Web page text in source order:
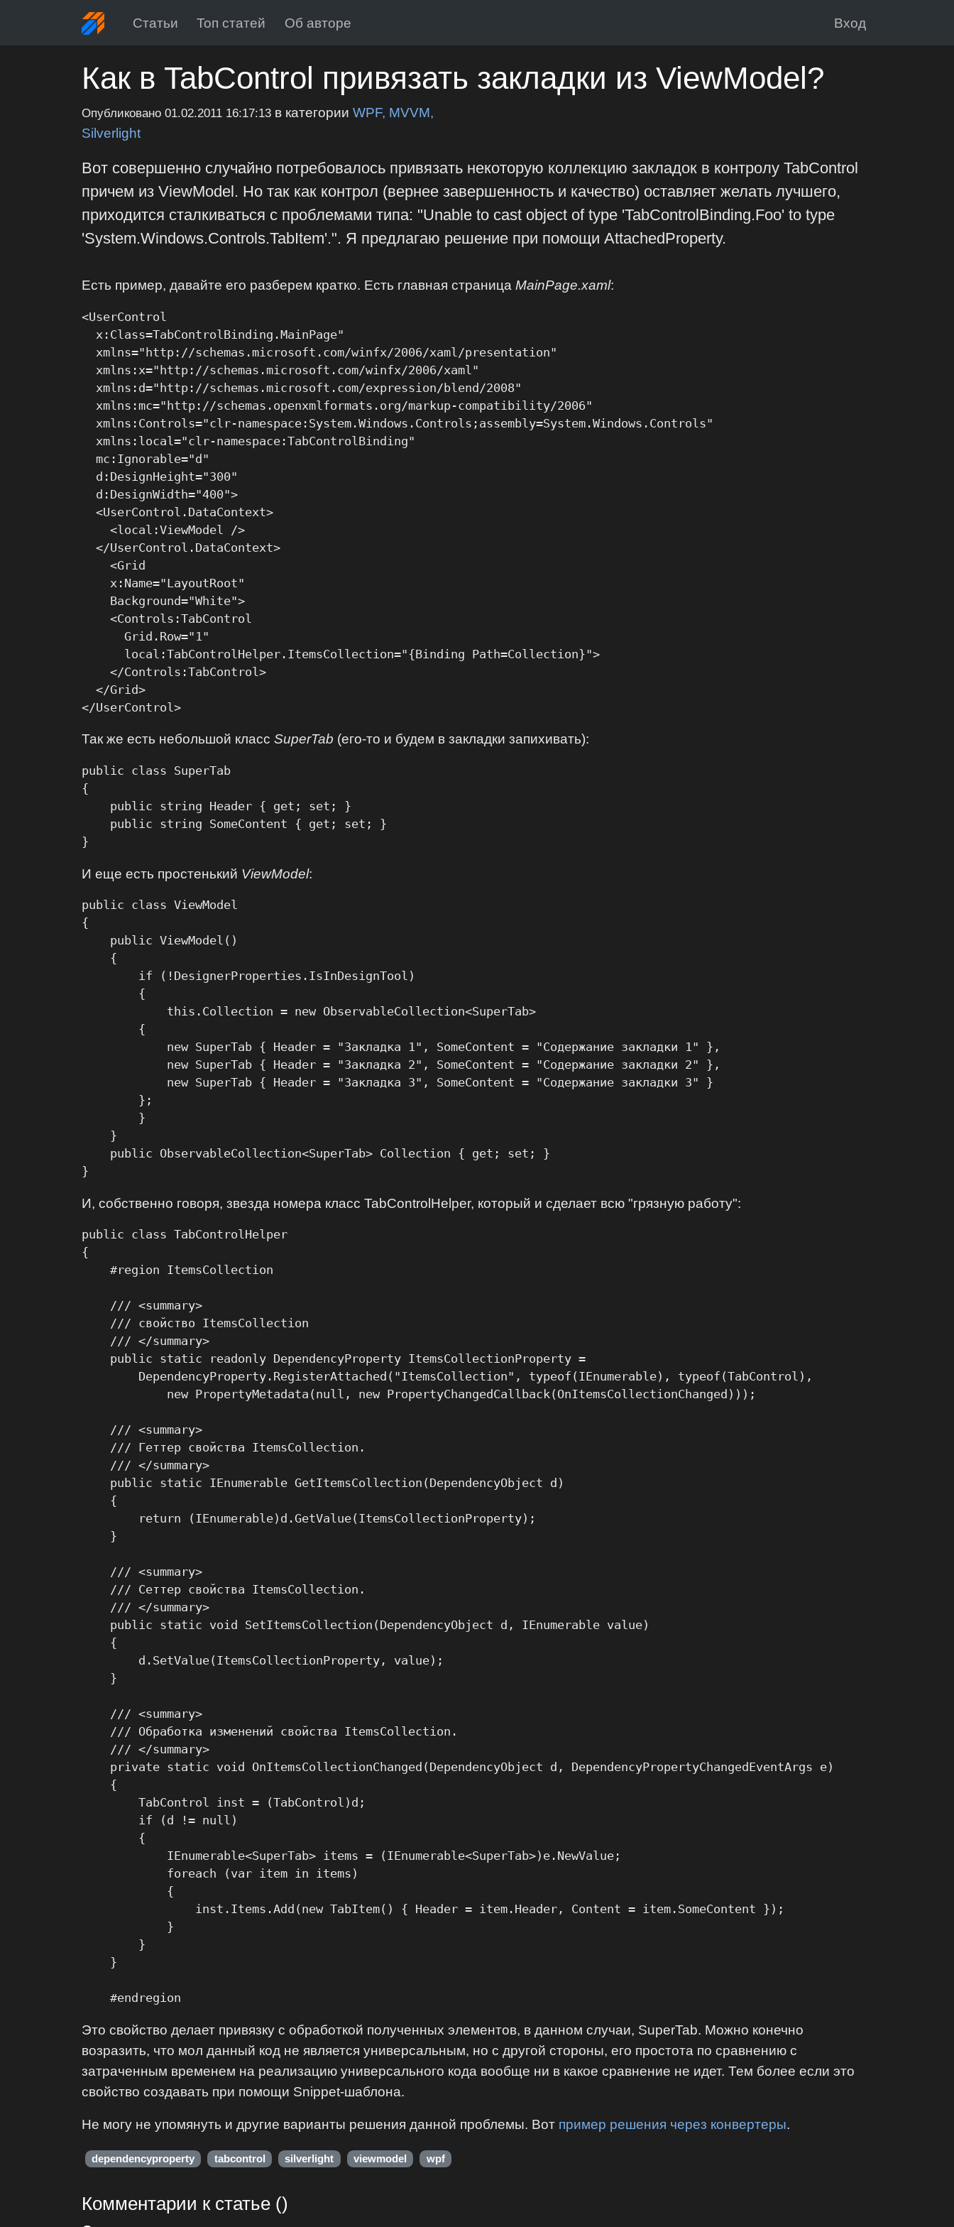
Статьи Топ статей Об авторе Вход
Как в TabControl привязать закладки из ViewModel?
Опубликовано01.02.2011 16:17:13 в категорииWPF, MVVM,
Silverlight
Вот совершенно случайно потребовалось привязать некоторую коллекцию закладок в контролу TabControl
причем из ViewModel. Но так как контрол (вернее завершенность и качество) оставляет желать лучшего,
приходится сталкиваться с проблемами типа: "Unable to cast object of type 'TabControlBinding.Foo' to type
'System.Windows.Controls.TabItem'.". Я предлагаю решение при помощи AttachedProperty.
Есть пример, давайте его разберем кратко. Есть главная страницаMainPage.xaml:
<UserControl
  x:Class=TabControlBinding.MainPage"
  xmlns="http://schemas.microsoft.com/winfx/2006/xaml/presentation"
  xmlns:x="http://schemas.microsoft.com/winfx/2006/xaml"
  xmlns:d="http://schemas.microsoft.com/expression/blend/2008"
  xmlns:mc="http://schemas.openxmlformats.org/markup-compatibility/2006"
  xmlns:Controls="clr-namespace:System.Windows.Controls;assembly=System.Windows.Controls"
  xmlns:local="clr-namespace:TabControlBinding"
  mc:Ignorable="d"
  d:DesignHeight="300"
  d:DesignWidth="400">
  <UserControl.DataContext>
    <local:ViewModel />
  </UserControl.DataContext>
    <Grid
    x:Name="LayoutRoot"
    Background="White">
    <Controls:TabControl
      Grid.Row="1"
      local:TabControlHelper.ItemsCollection="{Binding Path=Collection}">
    </Controls:TabControl>
  </Grid>
Так же есть небольшой классSuperTab (его-то и будем в закладки запихивать):
public class SuperTab
{
    public string Header { get; set; }
    public string SomeContent { get; set; }
}
И еще есть простенький ViewModel:
public class ViewModel
{
    public ViewModel()
    {
        if (!DesignerProperties.IsInDesignTool)
        {
            this.Collection = new ObservableCollection<SuperTab>
        {
            new SuperTab { Header = "Закладка 1", SomeContent = "Содержание закладки 1" },
            new SuperTab { Header = "Закладка 2", SomeContent = "Содержание закладки 2" },
            new SuperTab { Header = "Закладка 3", SomeContent = "Содержание закладки 3" }
        };
        }
    }
    public ObservableCollection<SuperTab> Collection { get; set; }
}
И, собственно говоря, звезда номера класс TabControlHelper, который и сделает всю "грязную работу":
public class TabControlHelper
{
    #region ItemsCollection
    /// <summary>
    /// свойство ItemsCollection
    /// </summary>
    public static readonly DependencyProperty ItemsCollectionProperty =
        DependencyProperty.RegisterAttached("ItemsCollection", typeof(IEnumerable), typeof(TabControl),
            new PropertyMetadata(null, new PropertyChangedCallback(OnItemsCollectionChanged)));
    /// <summary>
    /// Геттер свойства ItemsCollection.
    /// </summary>
    public static IEnumerable GetItemsCollection(DependencyObject d)
    {
        return (IEnumerable)d.GetValue(ItemsCollectionProperty);
    }
    /// <summary>
    /// Сеттер свойства ItemsCollection.
    /// </summary>
    public static void SetItemsCollection(DependencyObject d, IEnumerable value)
    {
        d.SetValue(ItemsCollectionProperty, value);
    }
    /// <summary>
    /// Обработка изменений свойства ItemsCollection.
    /// </summary>
    private static void OnItemsCollectionChanged(DependencyObject d, DependencyPropertyChangedEventArgs e)
    {
        TabControl inst = (TabControl)d;
        if (d != null)
        {
            IEnumerable<SuperTab> items = (IEnumerable<SuperTab>)e.NewValue;
            foreach (var item in items)
            {
                inst.Items.Add(new TabItem() { Header = item.Header, Content = item.SomeContent });
            }
        }
    }
Это свойство делает привязку с обработкой полученных элементов, в данном случаи, SuperTab. Можно конечно
возразить, что мол данный код не является универсальным, но с другой стороны, его простота по сравнению с
затраченным временем на реализацию универсального кода вообще ни в какое сравнение не идет. Тем более если это
свойство создавать при помощи Snippet-шаблона.
Не могу не упомянуть и другие варианты решения данной проблемы. Вот пример решения через конвертеры.
dependencyproperty tabcontrol silverlight viewmodel wpf
Комментарии к статье ()